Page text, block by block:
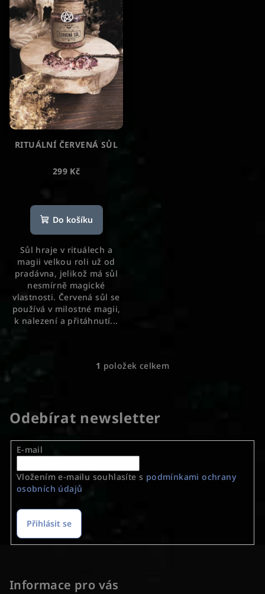
k
t
ů
s
p
o
d
u
k
RITUÁLNÍ ČERVENÁ SŮL
299 Kč
hodnocení
produktu
z
5
hvězdiček.
Do košíku
Sůl hraje v rituálech a
magii velkou roli už od
pradávna, jelikož má sůl
nesmírně magické
vlastnosti. Červená sůl se
používá v milostné magii,
k nalezení a přitáhnutí...
O
á
d
a
c
í
p
v
1 položek celkem
Odebírat newsletter
E-mail
Vložením e-mailu souhlasíte s podmínkami ochrany
osobních údajů
Přihlásit se
Informace pro vás